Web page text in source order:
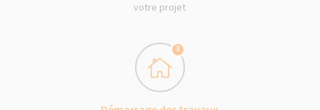
votre projet
3